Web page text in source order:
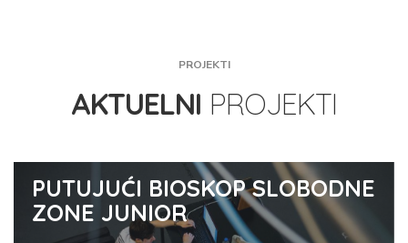
PROJEKTI
AKTUELNI PROJEKTI
PUTUJUĆI BIOSKOP SLOBODNE
ZONE JUNIOR